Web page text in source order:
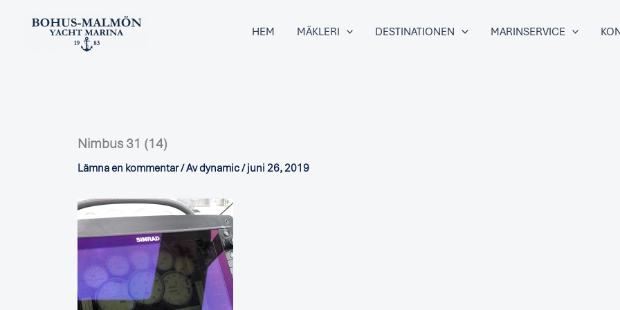
HEM MÄKLERI DESTINATIONEN MARINSERVICE
Nimbus 31 (14)
Lämna en kommentar/ Avdynamic/juni 26, 2019